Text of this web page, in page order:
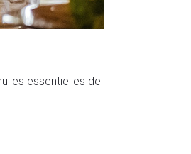
essentielles de